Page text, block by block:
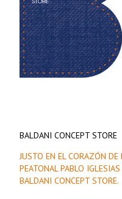
BALDANI CONCEPT STORE
JUSTO EN EL CORAZÓN DE
PEATONAL PABLO
BALDANI CONCEPT STORE.